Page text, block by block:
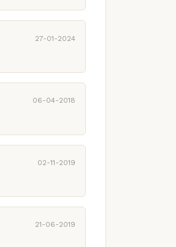
27-01-2024
06-04-2018
02-11-2019
21-06-2019